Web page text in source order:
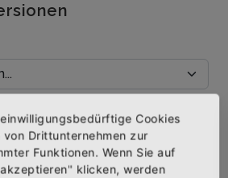
Cookies
von Drittunternehmen zur
Funktionen. Wenn Sie auf
klicken, werden